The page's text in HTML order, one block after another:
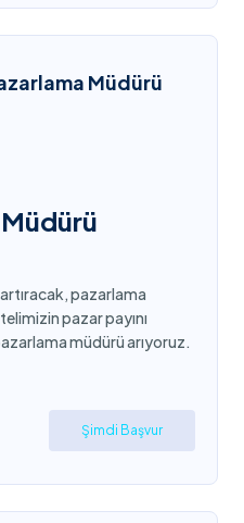
Müdürü
pazarlama
pazar payını
müdürü arıyoruz.
Şimdi Başvur